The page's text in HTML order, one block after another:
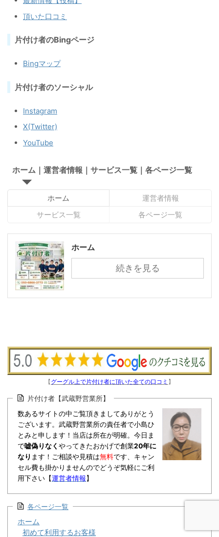
頂いた口コミ
片付け者のBingページ
Bingマップ
片付け者のソーシャル
Instagram
X(Twitter)
YouTube
ホーム｜運営者情報｜サービス一覧｜各ページ一覧
ホーム
運営者情報
サービス一覧
各ページ一覧
ホーム
続きを見る
【グーグル上で片付け者に頂いた全ての口コミ 】
片付け者【武蔵野営業所】
数あるサイトの中ご覧頂きましてありがとう
ございます。武蔵野営業所の責任者で小島ひ
とみと申します！当店は所在が明確。今日ま
で嘘偽りなく やってきたおかげで創業20年に
なり ます！ご相談や見積は無料です、キャン
セル費も掛かりませんのでどうぞ気軽にご利
用下さい【運営者情報】
各ページ一覧
ホーム
初めて利用するお客様